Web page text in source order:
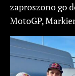
zaproszono go
MotoGP,